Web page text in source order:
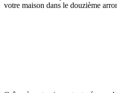
votre maison dans le douzième